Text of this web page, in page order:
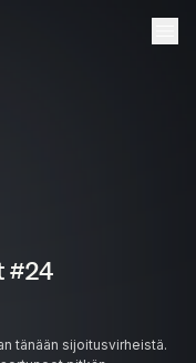
#24
tänään sijoitusvirheistä.